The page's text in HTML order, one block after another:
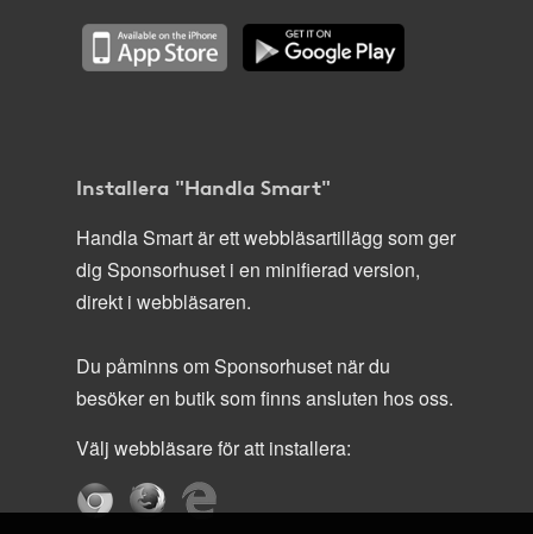
Installera "Handla Smart"
Handla Smart är ett webbläsartillägg som ger
dig Sponsorhuset i en minifierad version,
direkt i webbläsaren.
Du påminns om Sponsorhuset när du
besöker en butik som finns ansluten hos oss.
Välj webbläsare för att installera: